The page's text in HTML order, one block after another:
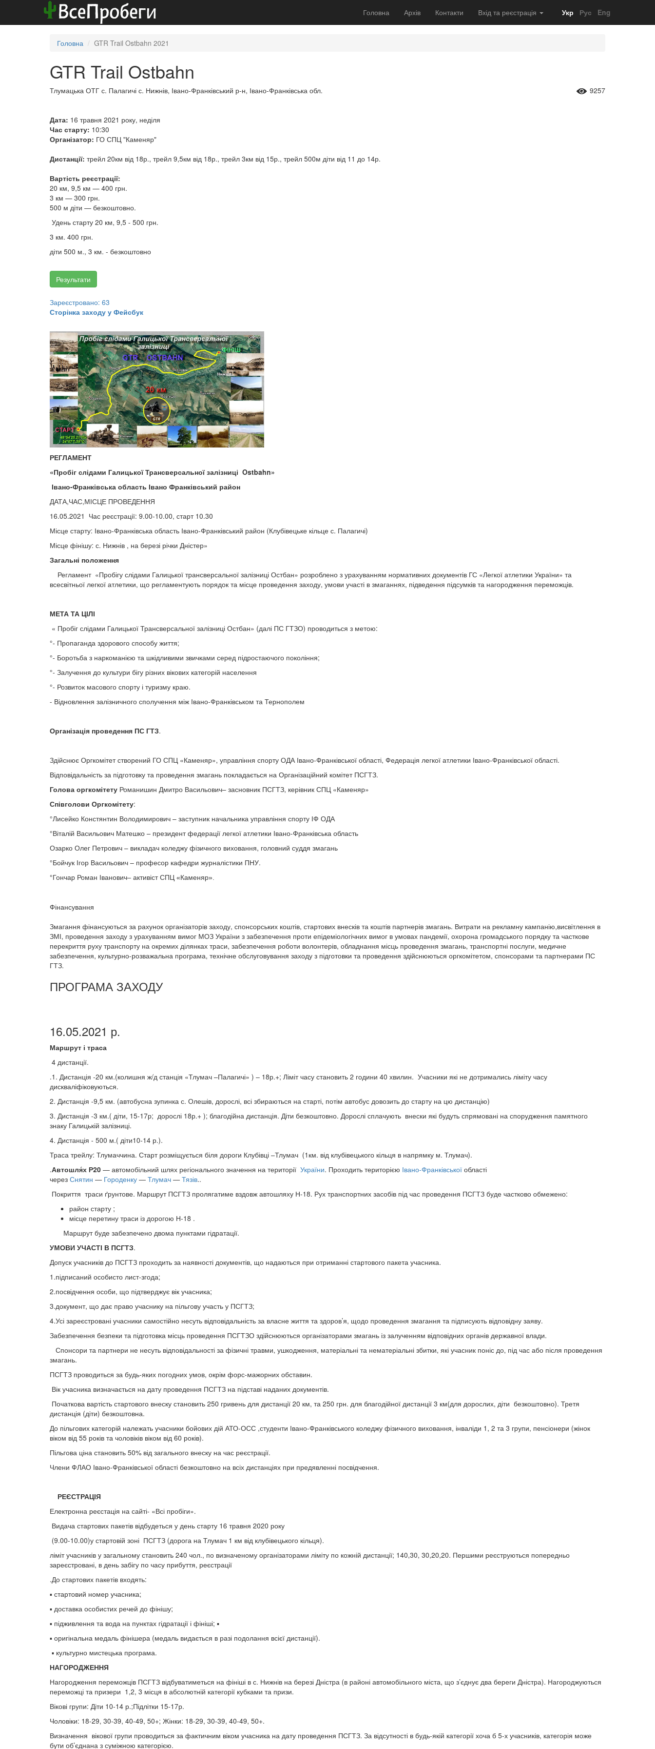
Головна Архів Контакти Вхід та реєстрація Укр Рус Eng
Головна GTR Trail Ostbahn 2021
GTR Trail Ostbahn
Тлумацька ОТГ с. Палагичі с. Нижнів, Івано-Франківський р-н, Івано-Франківська обл. 9257
Дата: 16 травня 2021 року, неділя
Час старту: 10:30
Організатор: ГО СПЦ "Каменяр"
Дистанції: трейл 20км від 18р., трейл 9,5км від 18р., трейл 3км від 15р., трейл 500м діти від 11 до 14р.
Вартість реєстрації:
20 км, 9,5 км — 400 грн.
3 км — 300 грн.
500 м діти — безкоштовно.
Удень старту 20 км, 9,5 - 500 грн.
3 км. 400 грн.
діти 500 м., 3 км. - безкоштовно
Результати
Зареєстровано: 63
Сторінка заходу у Фейсбук
РЕГЛАМЕНТ
«Пробіг слідами Галицької Трансверсальної залізниці Ostbahn»
Івано-Франківська область Івано Франківський район
ДАТА,ЧАС,МІСЦЕ ПРОВЕДЕННЯ
16.05.2021 Час реєстрації: 9.00-10.00, старт 10.30
Місце старту: Івано-Франківська область Івано-Франківський район (Клубівецьке кільце с. Палагичі)
Місце фінішу: с. Нижнів , на березі річки Дністер»
Загальні положення
Регламент «Пробігу слідами Галицької трансверсальної залізниці Остбан» розроблено з урахуванням нормативних документів ГС «Легкої атлетики України» та
всесвітньої легкої атлетики, що регламентують порядок та місце проведення заходу, умови участі в змаганнях, підведення підсумків та нагородження переможців.
МЕТА ТА ЦІЛІ
« Пробіг слідами Галицької Трансверсальної залізниці Остбан» (далі ПС ГТЗО) проводиться з метою:
°- Пропаганда здорового способу життя;
°- Боротьба з наркоманією та шкідливими звичками серед підростаючого покоління;
°- Залучення до культури бігу різних вікових категорій населення
°- Розвиток масового спорту і туризму краю.
- Відновлення залізничного сполучення між Івано-Франківськом та Тернополем
Організація проведення ПС ГТЗ.
Здійснює Оргкомітет створений ГО СПЦ «Каменяр», управління спорту ОДА Івано-Франківської області, Федерація легкої атлетики Івано-Франківської області.
Відповідальність за підготовку та проведення змагань покладається на Організаційний комітет ПСГТЗ.
Голова оргкомітету Романишин Дмитро Васильович– засновник ПСГТЗ, керівник СПЦ «Каменяр»
Співголови Оргкомітету:
°Лисейко Констянтин Володимирович – заступник начальника управління спорту ІФ ОДА
°Віталій Васильович Матешко – президент федерації легкої атлетики Івано-Франківська область
Озарко Олег Петрович – викладач коледжу фізичного виховання, головний суддя змагань
°Бойчук Ігор Васильович – професор кафедри журналістики ПНУ.
°Гончар Роман Іванович– активіст СПЦ «Каменяр».
Фінансування
Змагання фінансуються за рахунок організаторів заходу, спонсорських коштів, стартових внесків та коштів партнерів змагань. Витрати на рекламну кампанію,висвітлення в
ЗМІ, проведення заходу з урахуванням вимог МОЗ України з забезпечення проти епідеміологічних вимог в умовах пандемії, охорона громадського порядку та часткове
перекриття руху транспорту на окремих ділянках траси, забезпечення роботи волонтерів, обладнання місць проведення змагань, транспортні послуги, медичне
забезпечення, культурно-розважальна програма, технічне обслуговування заходу з підготовки та проведення здійснюються оргкомітетом, спонсорами та партнерами ПС
ГТЗ.
ПРОГРАМА ЗАХОДУ
16.05.2021 р.
Маршрут і траса
4 дистанції.
.1. Дистанція -20 км.(колишня ж/д станція «Тлумач –Палагичі» ) – 18р.+; Ліміт часу становить 2 години 40 хвилин. Учасники які не дотримались ліміту часу
дискваліфіковуються.
2. Дистанція -9,5 км. (автобусна зупинка с. Олешів, дорослі, всі збираються на старті, потім автобус довозить до старту на цю дистанцію)
3. Дистанція -3 км.( діти, 15-17р; дорослі 18р.+ ); благодійна дистанція. Діти безкоштовно. Дорослі сплачують внески які будуть спрямовані на спорудження памятного
знаку Галицькій залізниці.
4. Дистанція - 500 м.( діти10-14 р.).
Траса трейлу: Тлумаччина. Старт розміщується біля дороги Клубівці –Тлумач (1км. від клубівецького кільця в напрямку м. Тлумач).
.Автошля́х Р20 — автомобільний шлях регіонального значення на території України. Проходить територією Івано-Франківської області
через Снятин — Городенку — Тлумач — Тязів..
Покриття траси ґрунтове. Маршрут ПСГТЗ пролягатиме вздовж автошляху Н-18. Рух транспортних засобів під час проведення ПСГТЗ буде частково обмежено:
район старту ;
місце перетину траси із дорогою Н-18 .
Маршрут буде забезпечено двома пунктами гідратації.
УМОВИ УЧАСТІ В ПСГТЗ.
Допуск учасників до ПСГТЗ проходить за наявності документів, що надаються при отриманні стартового пакета учасника.
1.підписаний особисто лист-згода;
2.посвідчення особи, що підтверджує вік учасника;
3.документ, що дає право учаснику на пільгову участь у ПСГТЗ;
4.Усі зареєстровані учасники самостійно несуть відповідальність за власне життя та здоров’я, щодо проведення змагання та підписують відповідну заяву.
Забезпечення безпеки та підготовка місць проведення ПСГТЗО здійснюються організаторами змагань із залученням відповідних органів державної влади.
Спонсори та партнери не несуть відповідальності за фізичні травми, ушкодження, матеріальні та нематеріальні збитки, які учасник поніс до, під час або після проведення
змагань.
ПСГТЗ проводиться за будь-яких погодних умов, окрім форс-мажорних обставин.
Вік учасника визначається на дату проведення ПСГТЗ на підставі наданих документів.
Початкова вартість стартового внеску становить 250 гривень для дистанції 20 км, та 250 грн. для благодійної дистанції 3 км(для дорослих, діти безкоштовно). Третя
дистанція (діти) безкоштовна.
До пільгових категорій належать учасники бойових дій АТО-ОСС ,студенти Івано-Франківського коледжу фізичного виховання, інваліди 1, 2 та 3 групи, пенсіонери (жінок
віком від 55 років та чоловіків віком від 60 років).
Пільгова ціна становить 50% від загального внеску на час реєстрації.
Члени ФЛАО Івано-Франківської області безкоштовно на всіх дистанціях при предявленні посвідчення.
РЕЄСТРАЦІЯ
Електронна реєстація на сайті- «Всі пробіги».
Видача стартових пакетів відбудеться у день старту 16 травня 2020 року
(9.00-10.00)у стартовій зоні ПСГТЗ (дорога на Тлумач 1 км від клубівецького кільця).
ліміт учасників у загальному становить 240 чол., по визначеному організаторами ліміту по кожній дистанції; 140,30, 30,20,20. Першими реєструються попередньо
зареєстровані, в день забігу по часу прибуття, реєстрації
.До стартових пакетів входять:
▪ стартовий номер учасника;
▪ доставка особистих речей до фінішу;
▪ підживлення та вода на пунктах гідратації і фініші; ▪
▪ оригінальна медаль фінішера (медаль видається в разі подолання всієї дистанції).
▪ культурно мистецька програма.
НАГОРОДЖЕННЯ
Нагородження переможців ПСГТЗ відбуватиметься на фініші в с. Нижнів на березі Дністра (в районі автомобільного міста, що з’єднує два береги Дністра). Нагороджуються
переможці та призери 1,2, 3 місця в абсолютній категорії кубками та призи.
Вікові групи: Діти 10-14 р.;Підлітки 15-17р.
Чоловіки: 18-29, 30-39, 40-49, 50+; Жінки: 18-29, 30-39, 40-49, 50+.
Визначення вікової групи проводиться за фактичним віком учасника на дату проведення ПСГТЗ. За відсутності в будь-якій категорії хоча б 5-х учасників, категорія може
бути об’єднана з суміжною категорією.